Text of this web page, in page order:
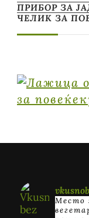
ПРИБОР ЗА
ЧЕЛИК ЗА
Место